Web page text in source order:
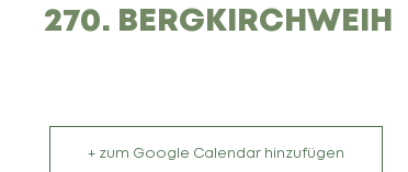
270. BERGKIRCHWEIH
+ zum Google Calendar hinzufügen